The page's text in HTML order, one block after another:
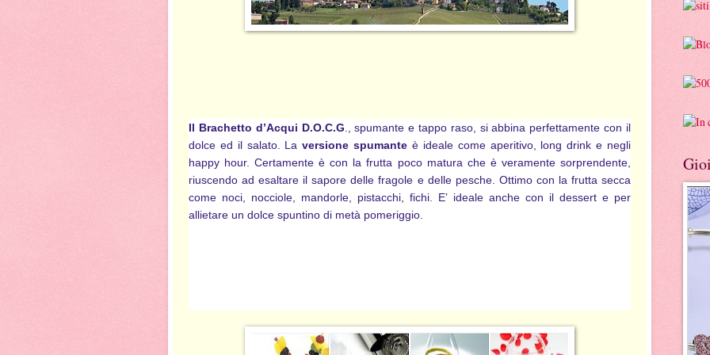
Il Brachetto d’Acqui D.O.C.G ., spumante e tappo raso, si abbina perfettamente con il
dolce ed il salato. Laversione spumante è ideale come aperitivo, long drink e negli
happy hour. Certamente è con la frutta poco matura che è veramente sorprendente,
riuscendo ad esaltare il sapore delle fragole e delle pesche. Ottimo con la frutta secca
come noci, nocciole, mandorle, pistacchi, fichi. E’ ideale anche con il dessert e per
allietare un dolce spuntino di metà pomeriggio.